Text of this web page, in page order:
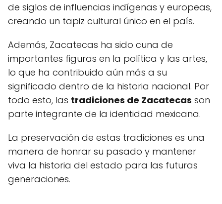
de siglos de influencias indígenas y europeas,
creando un tapiz cultural único en el país.
Además, Zacatecas ha sido cuna de
importantes figuras en la política y las artes,
lo que ha contribuido aún más a su
significado dentro de la historia nacional. Por
todo esto, las tradiciones de Zacatecas son
parte integrante de la identidad mexicana.
La preservación de estas tradiciones es una
manera de honrar su pasado y mantener
viva la historia del estado para las futuras
generaciones.